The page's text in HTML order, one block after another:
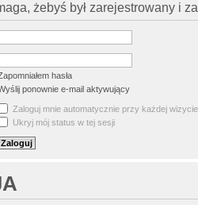
żebyś był zarejestrowany i
hasła
ponownie e-mail aktywujący
Zaloguj mnie automatycznie przy każdej wizycie
Ukryj mój status w tej sesji